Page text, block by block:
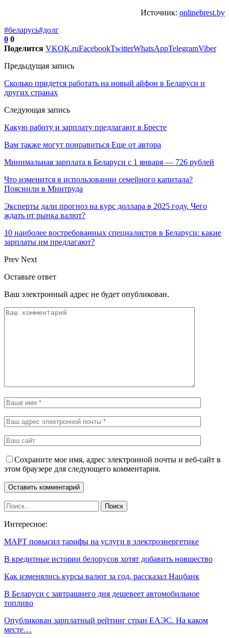
Источник: onlinebrest.by
#беларусь#долг
0 0
Поделится VKOK.ruFacebookTwitterWhatsAppTelegramViber
Предыдущая запись
Сколько придется работать на новый айфон в Беларуси и
других странах
Следующая запись
Какую работу и зарплату предлагают в Бресте
Вам также могут понравиться Еще от автора
Минимальная зарплата в Беларуси с 1 января — 726 рублей
Что изменится в использовании семейного капитала?
Пояснили в Минтруда
Эксперты дали прогноз на курс доллара в 2025 году. Чего
ждать от рынка валют?
10 наиболее востребованных специалистов в Беларуси: какие
зарплаты им предлагают?
Prev Next
Оставьте ответ
Ваш электронный адрес не будет опубликован.
Сохраните мое имя, адрес электронной почты и веб-сайт в
этом браузере для следующего комментария.
Интересное:
МАРТ повысил тарифы на услуги в электроэнергетике
В кредитные истории белорусов хотят добавить новшество
Как изменялись курсы валют за год, рассказал Нацбанк
В Беларуси с завтрашнего дня дешевеет автомобильное
топливо
Опубликован зарплатный рейтинг стран ЕАЭС. На каком
месте…